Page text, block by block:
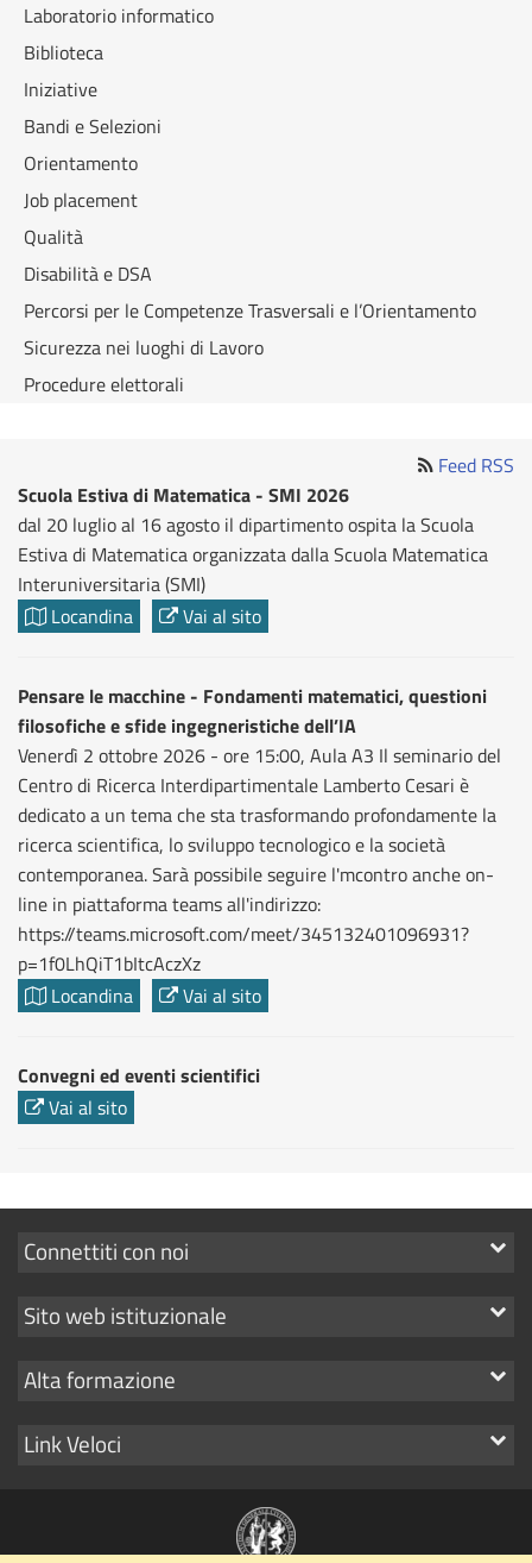
Laboratorio informatico
Biblioteca
Iniziative
Bandi e Selezioni
Orientamento
Job placement
Qualità
Disabilità e DSA
Percorsi per le Competenze Trasversali e l’Orientamento
Sicurezza nei luoghi di Lavoro
Procedure elettorali
Feed RSS
Scuola Estiva di Matematica - SMI 2026
dal 20 luglio al 16 agosto il dipartimento ospita la Scuola
Estiva di Matematica organizzata dalla Scuola Matematica
Interuniversitaria (SMI)
Locandina
Vai al sito
Pensare le macchine - Fondamenti matematici, questioni
filosofiche e sfide ingegneristiche dell’IA
Venerdì 2 ottobre 2026 - ore 15:00, Aula A3 Il seminario del
Centro di Ricerca Interdipartimentale Lamberto Cesari è
dedicato a un tema che sta trasformando profondamente la
ricerca scientifica, lo sviluppo tecnologico e la società
contemporanea. Sarà possibile seguire l'mcontro anche on-
line in piattaforma teams all'indirizzo:
https://teams.microsoft.com/meet/345132401096931?
p=1f0LhQiT1bItcAczXz
Locandina
Vai al sito
Convegni ed eventi scientifici
Vai al sito
Mostra
link
Connettiti con noi
Mostra
link
Sito web istituzionale
Mostra
link
Alta formazione
Mostra
Link Veloci